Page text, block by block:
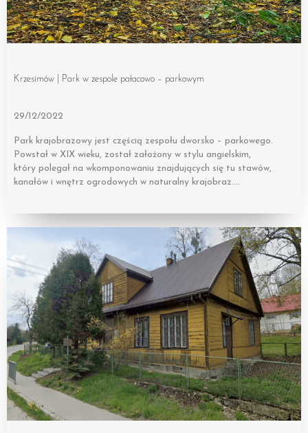
Krzesimów | Park w zespole pałacowo – parkowym
29/12/2022
Park krajobrazowy jest częścią zespołu dworsko – parkowego.
Powstał w XIX wieku, został założony w stylu angielskim,
który polegał na wkomponowaniu znajdujących się tu stawów,
kanałów i wnętrz ogrodowych w naturalny krajobraz….